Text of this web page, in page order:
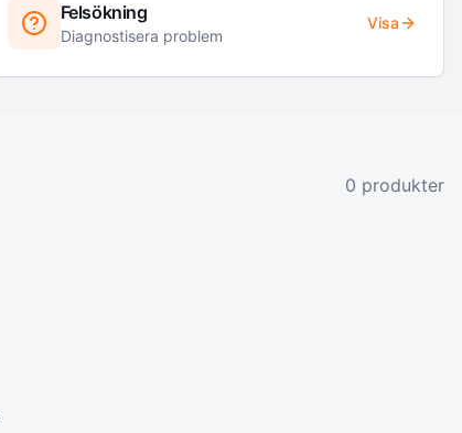
Felsökning
Diagnostisera problem
Visa
0 produkter